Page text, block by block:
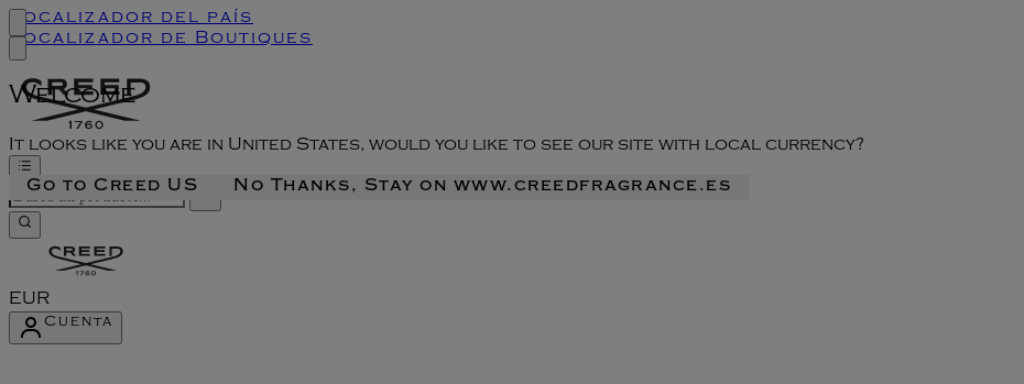
Welcome
It looks like you are in United States, would you like to see our site with local currency?
Go to Creed US No Thanks, Stay on www.creedfragrance.es
Localizador del país
Localizador de Boutiques
EUR
Cuenta